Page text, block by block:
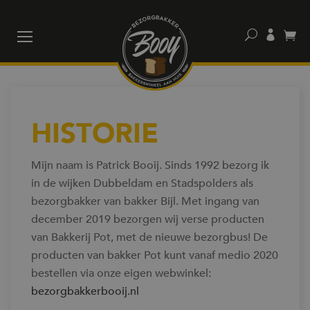
Werkwijze
Samenwerking
Zakelijk
Contact
HISTORIE
Mijn naam is Patrick Booij. Sinds 1992 bezorg ik
in de wijken Dubbeldam en Stadspolders als
bezorgbakker van bakker Bijl. Met ingang van
december 2019 bezorgen wij verse producten
van Bakkerij Pot, met de nieuwe bezorgbus! De
producten van bakker Pot kunt vanaf medio 2020
bestellen via onze eigen webwinkel:
bezorgbakkerbooij.nl